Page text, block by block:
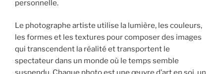
personnelle.
Le photographe artiste utilise la lumière, les couleurs,
les formes et les textures pour composer des images
qui transcendent la réalité et transportent le
spectateur dans un monde où le temps semble